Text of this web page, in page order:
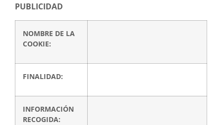
PUBLICIDAD
NOMBRE DE LA
COOKIE:
FINALIDAD:
INFORMACIÓN
RECOGIDA: